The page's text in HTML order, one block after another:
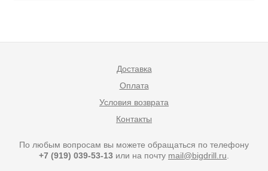
Доставка
Оплата
Условия возврата
Контакты
По любым вопросам вы можете обращаться по телефону
+7 (919) 039-53-13 или на почту mail@bigdrill.ru